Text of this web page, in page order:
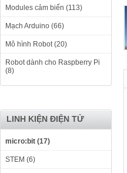
Modules cảm biến (113)
Mạch Arduino (66)
Mô hình Robot (20)
Robot dành cho Raspberry Pi
(8)
LINH KIỆN ĐIỆN TỬ
micro:bit (17)
STEM (6)